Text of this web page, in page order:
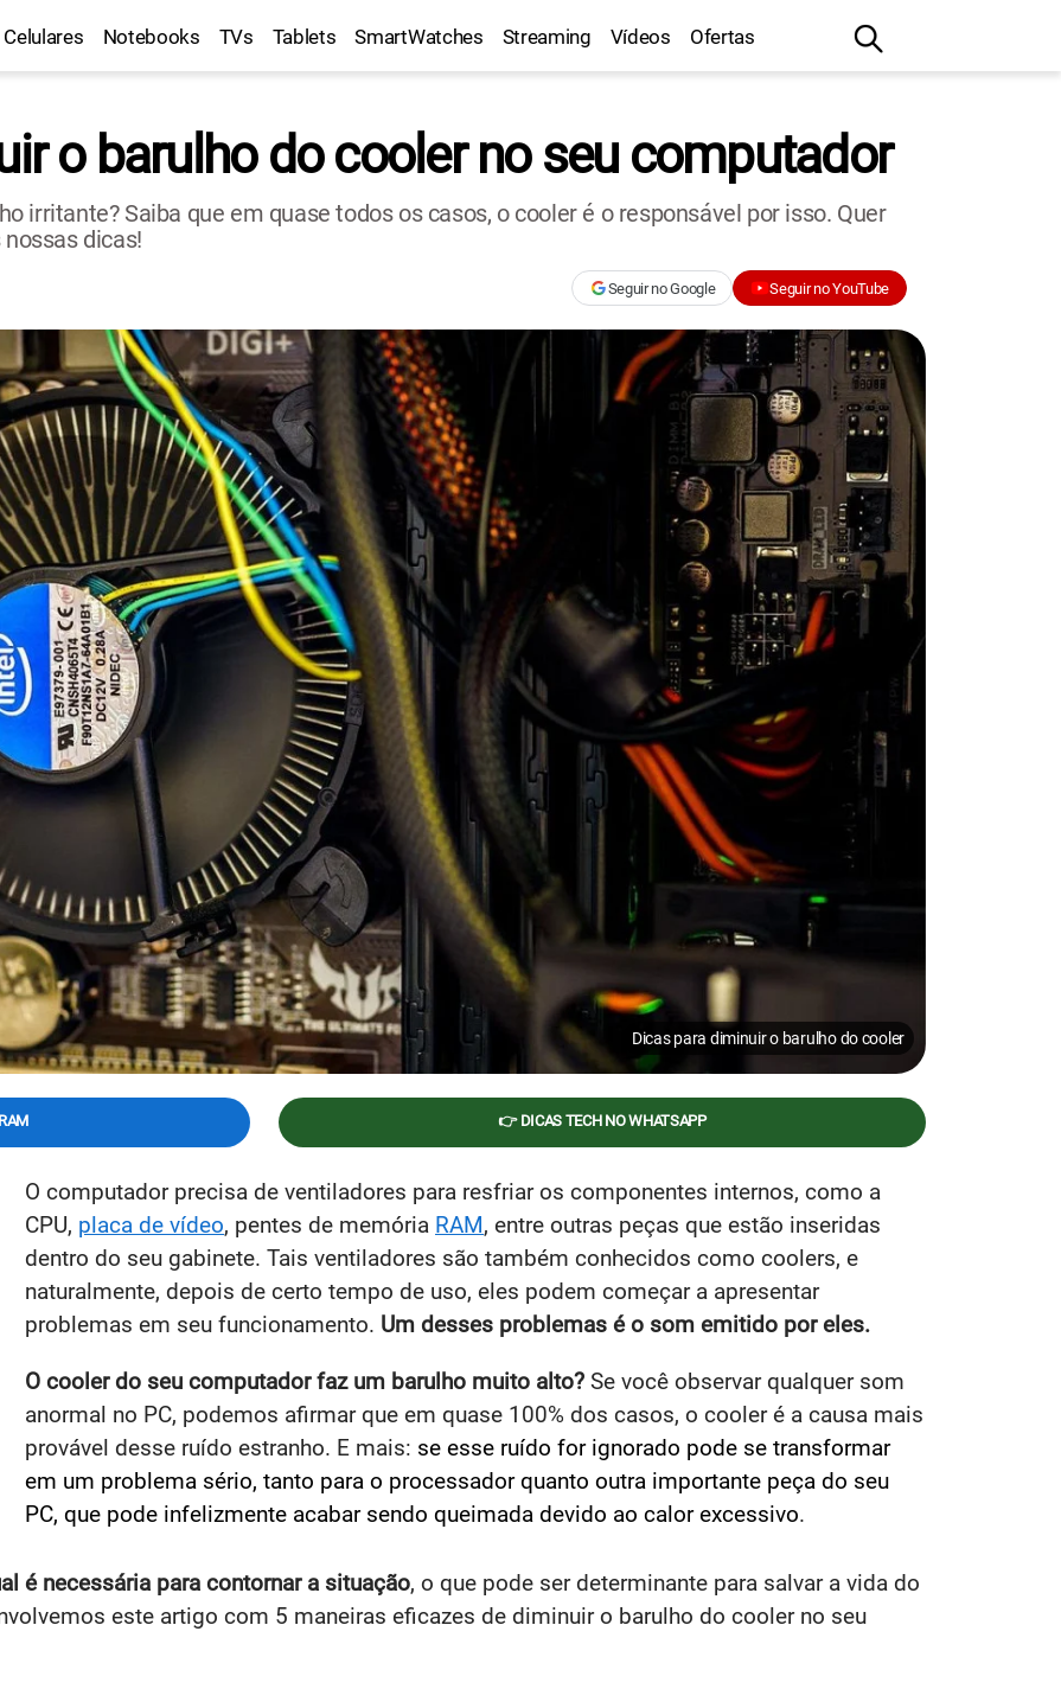
Celulares Notebooks TVs Tablets SmartWatches Streaming Vídeos Ofertas
o barulho do cooler no seu computador
irritante? Saiba que em quase todos os casos, o cooler é o responsável por isso. Quer
dicas!
Seguir no Google Seguir no YouTube
Dicas para diminuir o barulho do cooler
👉 DICAS TECH NO WHATSAPP
O computador precisa de ventiladores para resfriar os componentes internos, como a
CPU, placa de vídeo, pentes de memória RAM, entre outras peças que estão inseridas
dentro do seu gabinete. Tais ventiladores são também conhecidos como coolers, e
naturalmente, depois de certo tempo de uso, eles podem começar a apresentar
problemas em seu funcionamento. Um desses problemas é o som emitido por eles.
O cooler do seu computador faz um barulho muito alto? Se você observar qualquer som
anormal no PC, podemos afirmar que em quase 100% dos casos, o cooler é a causa mais
provável desse ruído estranho. E mais: se esse ruído for ignorado pode se transformar
em um problema sério, tanto para o processador quanto outra importante peça do seu
PC, que pode infelizmente acabar sendo queimada devido ao calor excessivo.
é necessária para contornar a situação, o que pode ser determinante para salvar a vida do
este artigo com 5 maneiras eficazes de diminuir o barulho do cooler no seu